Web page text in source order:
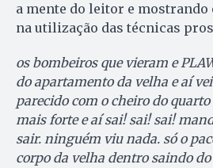
a mente do leitor e
na utilização das técnicas
os bombeiros que vieram e
do apartamento da velha e aí
parecido com o cheiro do quarto
mais forte e aí sai! sai! sai!
sair. ninguém viu nada. só o
corpo da velha dentro saindo